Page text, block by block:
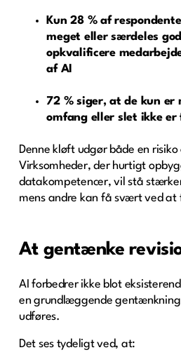
Kun 28 % af
meget eller særdeles
opkvalificere
af AI
72 % siger, at de kun
omfang eller slet ikke er
Denne kløft udgør både en
Virksomheder, der hurtigt
datakompetencer, vil stå
mens andre kan få svært ved at
At gentænke
AI forbedrer ikke blot
en grundlæggende
udføres.
Det ses tydeligt ved, at: